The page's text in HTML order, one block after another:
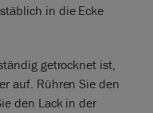
in die Ecke
getrocknet ist,
auf. Rühren Sie den
den Lack in der